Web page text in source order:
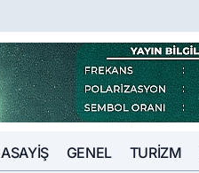
ASAYIŞ GENEL TURIZM